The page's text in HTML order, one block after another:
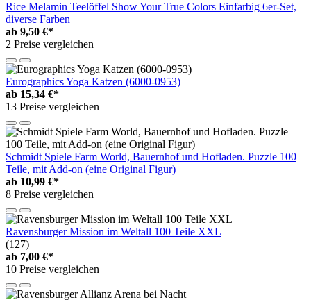
Rice Melamin Teelöffel Show Your True Colors Einfarbig 6er-Set,
diverse Farben
ab 9,50 €*
2 Preise vergleichen
Eurographics Yoga Katzen (6000-0953)
ab 15,34 €*
13 Preise vergleichen
Schmidt Spiele Farm World, Bauernhof und Hofladen. Puzzle 100
Teile, mit Add-on (eine Original Figur)
ab 10,99 €*
8 Preise vergleichen
Ravensburger Mission im Weltall 100 Teile XXL
(127)
ab 7,00 €*
10 Preise vergleichen